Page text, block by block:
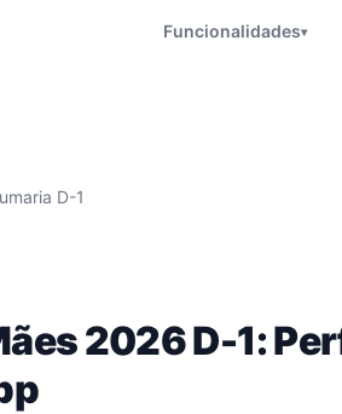
Funcionalidades▾
D-1
2026 D-1: